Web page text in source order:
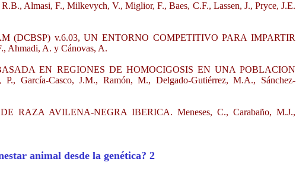
Almasi, F., Milkevych, V., Miglior, F., Baes, C.F., Lassen, J., Pryce, J.E.
(DCBSP) v.6.03, UN ENTORNO COMPETITIVO PARA IMPARTIR
Ahmadi, A. y Cánovas, A.
EN REGIONES DE HOMOCIGOSIS EN UNA POBLACION
García-Casco, J.M., Ramón, M., Delgado-Gutiérrez, M.A., Sánchez-
RAZA AVILENA-NEGRA IBERICA. Meneses, C., Carabaño, M.J.,
animal desde la genética? 2